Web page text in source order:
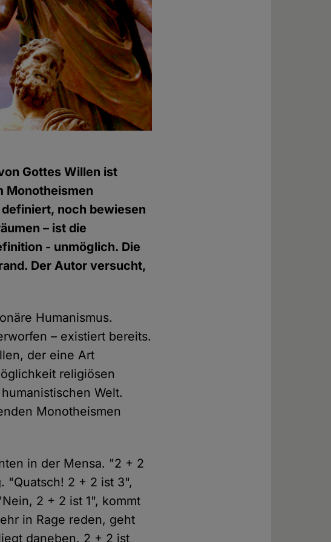
Gottes Willen ist
Monotheismen
noch bewiesen
– ist die
- unmöglich. Die
Der Autor versucht,
Humanismus.
– existiert bereits.
der eine Art
religiösen
Welt.
Monotheismen
in der Mensa. "2 + 2
"Quatsch! 2 + 2 ist 3",
2 + 2 ist 1", kommt
in Rage reden, geht
daneben. 2 + 2 ist